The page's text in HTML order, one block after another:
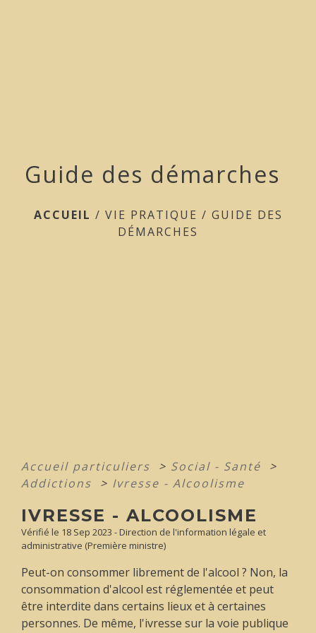
Guide des démarches
ACCUEIL / VIE PRATIQUE / GUIDE DES
DÉMARCHES
Accueil particuliers > Social - Santé
>
Addictions
> Ivresse - Alcoolisme
IVRESSE - ALCOOLISME
Vérifié le 18 Sep 2023 - Direction de l'information légale et
administrative (Première ministre)
Peut-on consommer librement de l'alcool ? Non, la
consommation d'alcool est réglementée et peut
être interdite dans certains lieux et à certaines
personnes. De même, l'ivresse sur la voie publique